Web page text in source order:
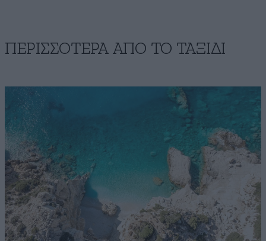
ΠΕΡΙΣΣΟΤΕΡΑ ΑΠΟ TO ΤΑΞΙΔΙ